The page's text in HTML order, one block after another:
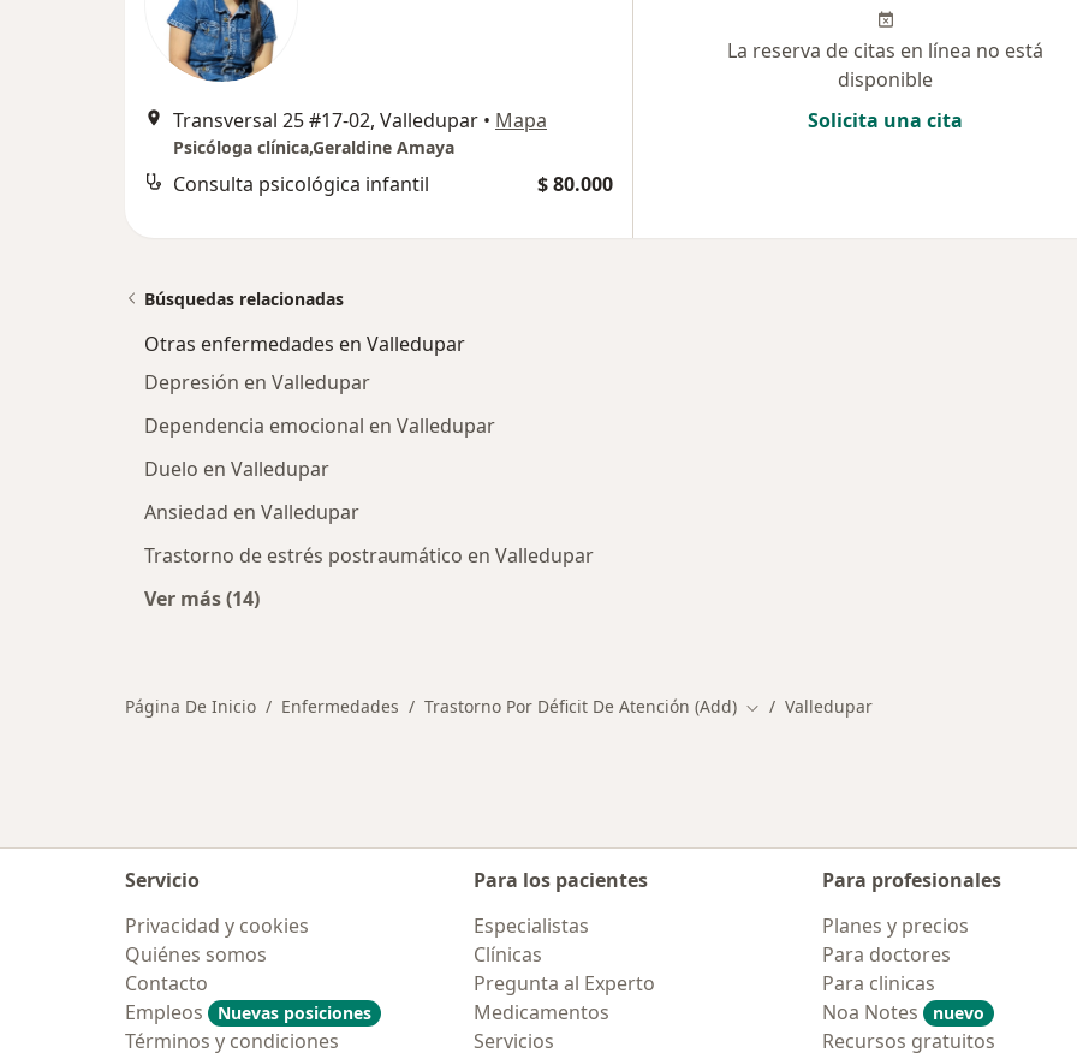
Transversal 25 #17-02, Valledupar • Mapa
Psicóloga clínica,Geraldine Amaya
Consulta psicológica infantil $ 80.000
La reserva de citas en línea no está
disponible
Solicita una cita
Búsquedas relacionadas
Otras enfermedades en Valledupar
Depresión en Valledupar
Dependencia emocional en Valledupar
Duelo en Valledupar
Ansiedad en Valledupar
Trastorno de estrés postraumático en Valledupar
Ver más (14)
Página De Inicio Enfermedades Trastorno Por Déficit De Atención (Add) Cambiar de ciudad
Valledupar
Servicio
Privacidad y cookies
Quiénes somos
Contacto
Empleos
Nuevas posiciones
Términos y condiciones
Para los pacientes
Especialistas
Clínicas
Pregunta al Experto
Medicamentos
Servicios
Para profesionales
Planes y precios
Para doctores
Para clinicas
Noa Notes
nuevo
Recursos gratuitos